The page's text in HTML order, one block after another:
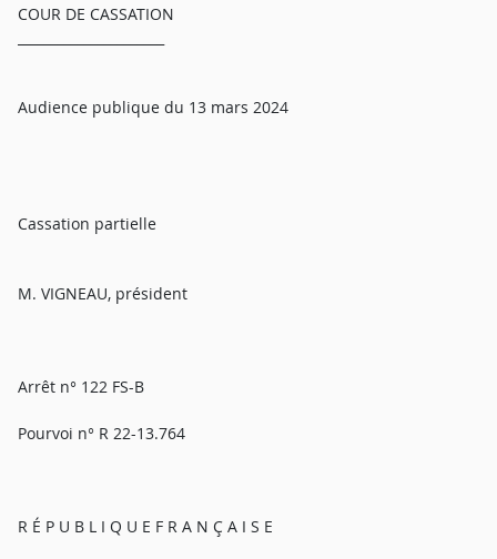
COUR DE CASSATION
Audience publique du 13 mars 2024
Cassation partielle
M. VIGNEAU, président
Arrêt n° 122 FS-B
Pourvoi n° R 22-13.764
R É P U B L I Q U E F R A N Ç A I S E